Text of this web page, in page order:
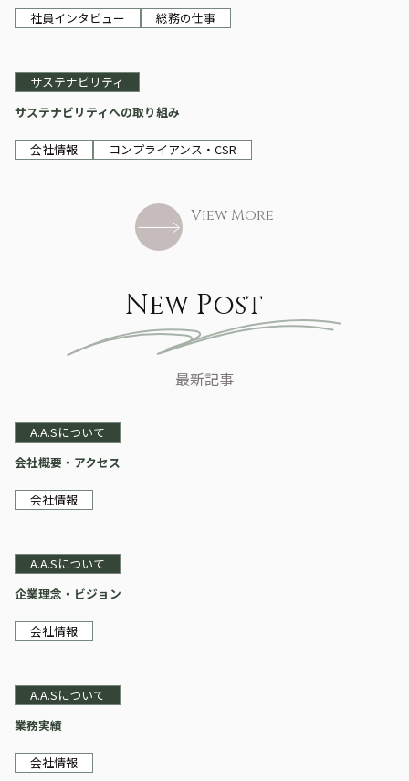
社員インタビュー 総務の仕事
サステナビリティ
サステナビリティへの取り組み
会社情報 コンプライアンス・CSR
View More
New Post
最新記事
A.A.Sについて
会社概要・アクセス
会社情報
A.A.Sについて
企業理念・ビジョン
会社情報
A.A.Sについて
業務実績
会社情報